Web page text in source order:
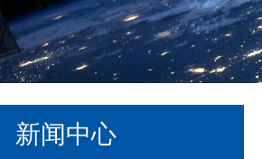
新闻中心